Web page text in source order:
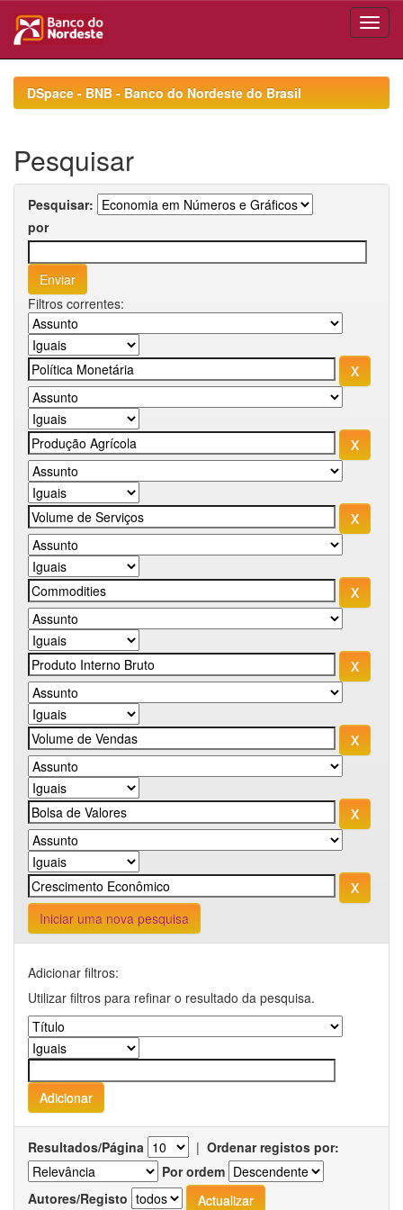
navigationDSpace - BNB - Banco do Nordeste do Brasil
Pesquisar
Pesquisar:
por
Filtros correntes:
Iniciar uma nova pesquisa
Adicionar filtros:
Utilizar filtros para refinar o resultado da pesquisa.
Resultados/Página | Ordenar registos por:
Por ordem
Autores/Registo